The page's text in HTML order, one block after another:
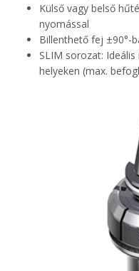
Külső vagy belső
nyomással
Billenthető fej ±90°-
SLIM sorozat:
helyeken (max.